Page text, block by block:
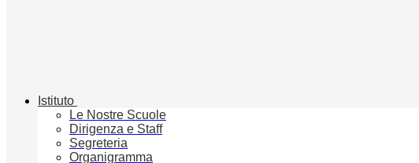
Istituto
Le Nostre Scuole
Dirigenza e Staff
Segreteria
Organigramma